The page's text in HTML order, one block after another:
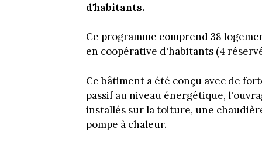
d'habitants.
Ce programme comprend 38
en coopérative d'habitants (4
Ce bâtiment a été conçu avec de
passif au niveau énergétique,
installés sur la toiture, une
pompe à chaleur.